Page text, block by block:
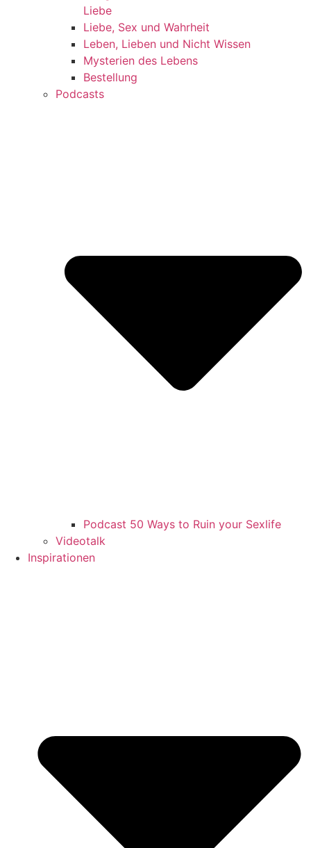
Liebe
Liebe, Sex und Wahrheit
Leben, Lieben und Nicht Wissen
Mysterien des Lebens
Bestellung
Podcasts
Podcast 50 Ways to Ruin your Sexlife
Videotalk
Inspirationen